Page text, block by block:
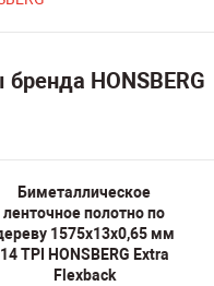
HONSBERG
Биметаллическое
ленточное полотно по
1575х13х0,65 мм
14 TPI HONSBERG Extra
Flexback